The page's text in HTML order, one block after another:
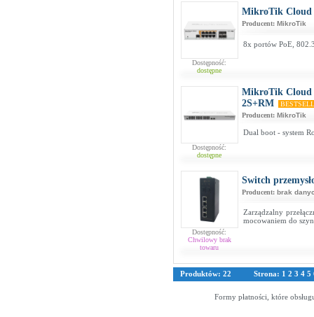
Dostępność:
dostępne
MikroTik Cloud
Producent: MikroTik
8x portów PoE,
Dostępność:
dostępne
MikroTik Cloud
2S+RM
Producent: MikroTik
Dual boot - system
Dostępność:
Chwilowy brak
towaru
Switch
Producent: brak
Zarządzalny
mocowaniem do
Produktów: 22 Strona: 1 2 3 4 5
Formy płatności, które